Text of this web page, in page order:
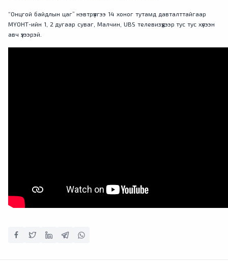
“Онцгой байдлын цаг” нэвтрүүлгээ 14 хоног тутамд давталттайгаар
МҮОНТ-ийн 1, 2 дугаар суваг, Малчин, UBS телевизүүдээр тус тус хүлээн
авч үзээрэй.